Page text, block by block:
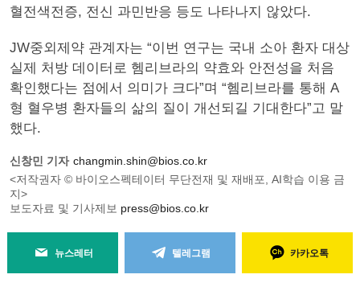
혈전색전증, 전신 과민반응 등도 나타나지 않았다.
JW중외제약 관계자는 “이번 연구는 국내 소아 환자 대상
실제 처방 데이터로 헴리브라의 약효와 안전성을 처음
확인했다는 점에서 의미가 크다”며 “헴리브라를 통해 A
형 혈우병 환자들의 삶의 질이 개선되길 기대한다”고 말
했다.
신창민 기자 changmin.shin@bios.co.kr
<저작권자 © 바이오스펙테이터 무단전재 및 재배포, AI학습 이용 금
지>
보도자료 및 기사제보 press@bios.co.kr
뉴스레터 텔레그램 카카오톡